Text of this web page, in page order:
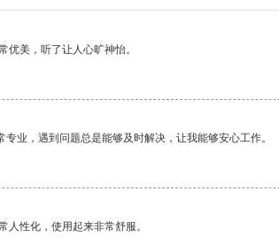
优美，听了让人心旷神怡。
专业，遇到问题总是能够及时解决，让我能够安心工作。
人性化，使用起来非常舒服。